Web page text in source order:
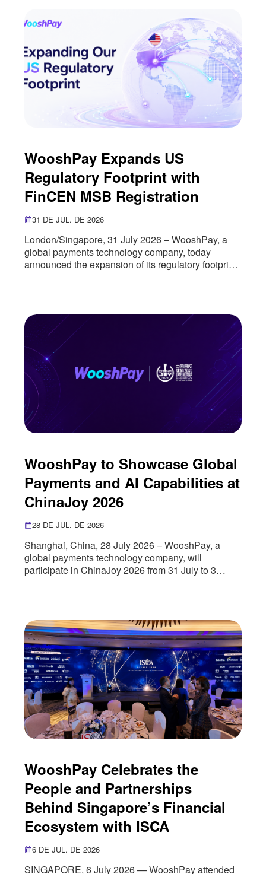
WooshPay Expands US
Regulatory Footprint with
FinCEN MSB Registration
31 DE JUL. DE 2026
London/Singapore, 31 July 2026 – WooshPay, a
global payments technology company, today
announced the expansion of its regulatory footprint
Treasury’s Financial Crimes Enforcement Network
(FinCEN). The registration marks an important
milestone
WooshPay to Showcase Global
Payments and AI Capabilities at
ChinaJoy 2026
28 DE JUL. DE 2026
Shanghai, China, 28 July 2026 – WooshPay, a
global payments technology company, will
participate in ChinaJoy 2026 from 31 July to 3
entertainment industry. As more digital
entertainment companies seek to reach
international audiences, payments have
WooshPay Celebrates the
People and Partnerships
Behind Singapore’s Financial
Ecosystem with ISCA
6 DE JUL. DE 2026
SINGAPORE, 6 July 2026 — WooshPay attended